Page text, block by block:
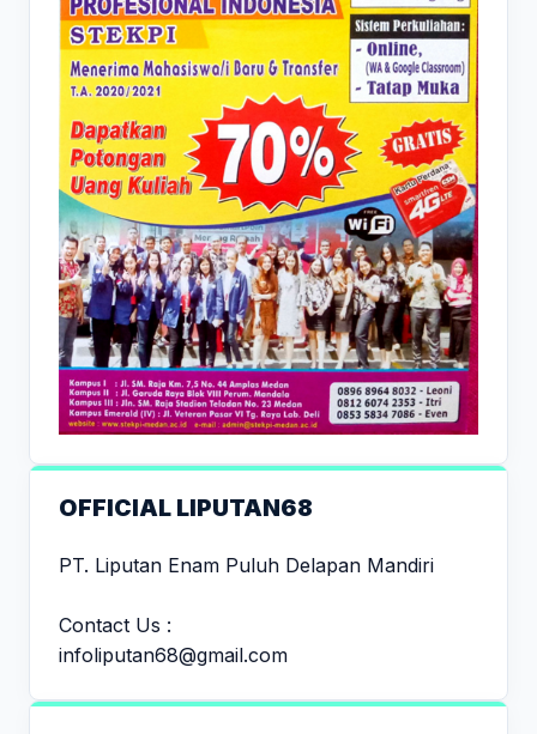
OFFICIAL LIPUTAN68
PT. Liputan Enam Puluh Delapan Mandiri
Contact Us :
infoliputan68@gmail.com